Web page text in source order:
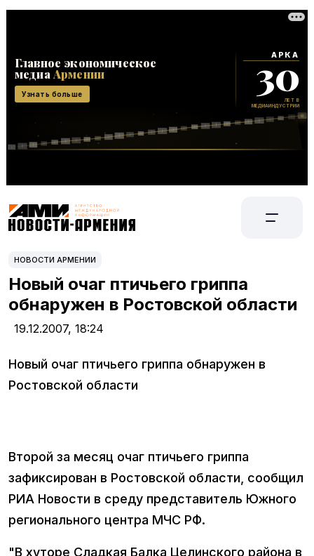
НОВОСТИ АРМЕНИИ
Новый очаг птичьего гриппа
обнаружен в Ростовской области
19.12.2007, 18:24
Новый очаг птичьего гриппа обнаружен в
Ростовской области
Второй за месяц очаг птичьего гриппа
зафиксирован в Ростовской области, сообщил
РИА Новости в среду представитель Южного
регионального центра МЧС РФ.
"В хуторе Сладкая Балка Целинского района в